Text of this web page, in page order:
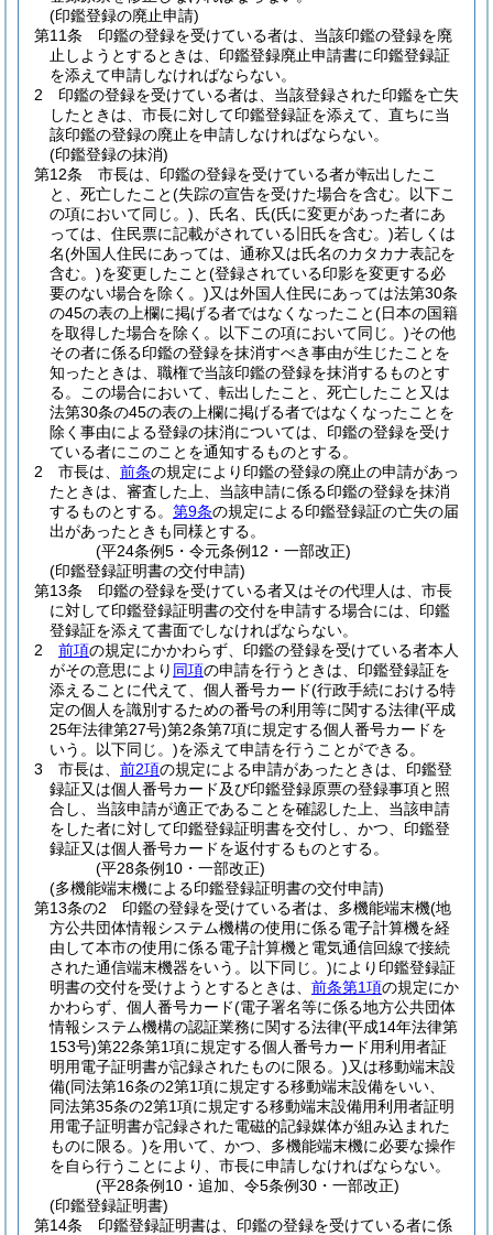
(印鑑登録の廃止申請)
第11条
印鑑の登録を受けている者は、当該印鑑の登録を廃
止しようとするときは、印鑑登録廃止申請書に印鑑登録証
を添えて申請しなければならない。
2
印鑑の登録を受けている者は、当該登録された印鑑を亡失
したときは、市長に対して印鑑登録証を添えて、直ちに当
該印鑑の登録の廃止を申請しなければならない。
(印鑑登録の抹消)
第12条
市長は、印鑑の登録を受けている者が転出したこ
と、死亡したこと(失踪の宣告を受けた場合を含む。以下こ
の項において同じ。) 、氏名、氏(氏に変更があった者にあ
っては、住民票に記載がされている旧氏を含む。)若しくは
名(外国人住民にあっては、通称又は氏名のカタカナ表記を
含む。)を変更したこと(登録されている印影を変更する必
要のない場合を除く。)又は外国人住民にあっては法第30条
の45の表の上欄に掲げる者ではなくなったこと(日本の国籍
を取得した場合を除く。以下この項において同じ。)その他
その者に係る印鑑の登録を抹消すべき事由が生じたことを
知ったときは、職権で当該印鑑の登録を抹消するものとす
る。
この場合において、転出したこと、死亡したこと又は
法第30条の45の表の上欄に掲げる者ではなくなったことを
除く事由による登録の抹消については、印鑑の登録を受け
ている者にこのことを通知するものとする。
2
市長は、 前条の規定により印鑑の登録の廃止の申請があっ
たときは、審査した上、当該申請に係る印鑑の登録を抹消
するものとする。 第9条の規定による印鑑登録証の亡失の届
出があったときも同様とする。
(平24条例5・令元条例12・一部改正)
(印鑑登録証明書の交付申請)
第13条
印鑑の登録を受けている者又はその代理人は、市長
に対して印鑑登録証明書の交付を申請する場合には、印鑑
登録証を添えて書面でしなければならない。
2
前項の規定にかかわらず、印鑑の登録を受けている者本人
がその意思により 同項の申請を行うときは、印鑑登録証を
添えることに代えて、個人番号カード(行政手続における特
定の個人を識別するための番号の利用等に関する法律(平成
25年法律第27号)第2条第7項に規定する個人番号カードを
いう。以下同じ。)を添えて申請を行うことができる。
3
市長は、 前2項の規定による申請があったときは、印鑑登
録証又は個人番号カード及び印鑑登録原票の登録事項と照
合し、当該申請が適正であることを確認した上、当該申請
をした者に対して印鑑登録証明書を交付し、かつ、印鑑登
録証又は個人番号カードを返付するものとする。
(平28条例10・一部改正)
(多機能端末機による印鑑登録証明書の交付申請)
第13条の2
印鑑の登録を受けている者は、多機能端末機(地
方公共団体情報システム機構の使用に係る電子計算機を経
由して本市の使用に係る電子計算機と電気通信回線で接続
された通信端末機器をいう。以下同じ。)により印鑑登録証
明書の交付を受けようとするときは、 前条第1項の規定にか
かわらず、個人番号カード(電子署名等に係る地方公共団体
情報システム機構の認証業務に関する法律(平成14年法律第
153号)第22条第1項に規定する個人番号カード用利用者証
明用電子証明書が記録されたものに限る。)又は移動端末設
備(同法第16条の2第1項に規定する移動端末設備をいい、
同法第35条の2第1項に規定する移動端末設備用利用者証明
用電子証明書が記録された電磁的記録媒体が組み込まれた
ものに限る。)を用いて、かつ、多機能端末機に必要な操作
を自ら行うことにより、市長に申請しなければならない。
(平28条例10・追加、令5条例30・一部改正)
(印鑑登録証明書)
第14条
印鑑登録証明書は、印鑑の登録を受けている者に係